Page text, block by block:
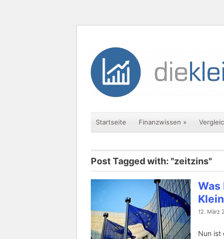
Startseite Finanzwissen »
Post Tagged with: "zeitzins"
Was
12. März
Nun ist